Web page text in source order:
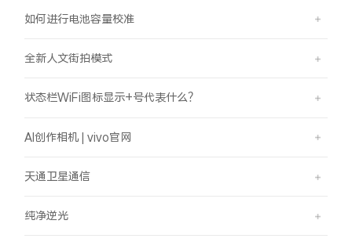
如何进行电池容量校准
全新人文街拍模式
状态栏WiFi图标显示+号代表什么？
AI创作相机 | vivo官网
天通卫星通信
纯净逆光